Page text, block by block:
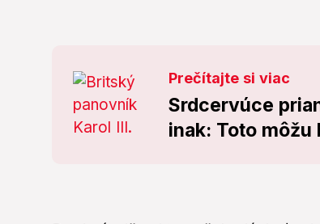
Prečítajte si viac
Srdcervúce
inak: Toto